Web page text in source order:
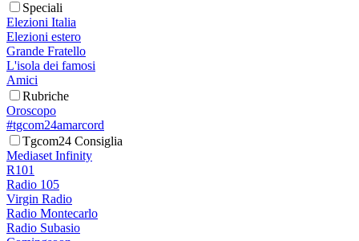
Speciali
Elezioni Italia
Elezioni estero
Grande Fratello
L'isola dei famosi
Amici
Rubriche
Oroscopo
#tgcom24amarcord
Tgcom24 Consiglia
Mediaset Infinity
R101
Radio 105
Virgin Radio
Radio Montecarlo
Radio Subasio